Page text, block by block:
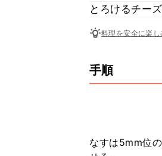
とろけるチーズ
料理を安全に楽
手順
なすは5mm位